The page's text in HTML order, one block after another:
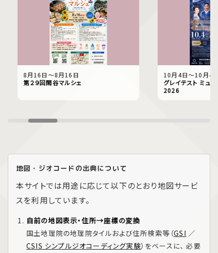
8月16日〜8月16日
第２９回閑谷マルシェ
10月4日〜10月4
グレイテスト ミュ
2026
地図・ジオコードの出典について
本サイトでは用途に応じて以下のとおり地図サービ
スを利用しています。
自前の地図表示・住所→座標の変換
国土地理院の地理院タイルおよび住所検索等（GSI ／
CSIS シンプルジオコーディング実験）をベースに、 必要